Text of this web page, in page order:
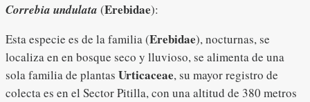
Correbia undulata (Erebidae):
Esta especie es de la familia (Erebidae), nocturnas, se
localiza en en bosque seco y lluvioso, se alimenta de una
sola familia de plantas Urticaceae, su mayor registro de
colecta es en el Sector Pitilla, con una altitud de 380 metros